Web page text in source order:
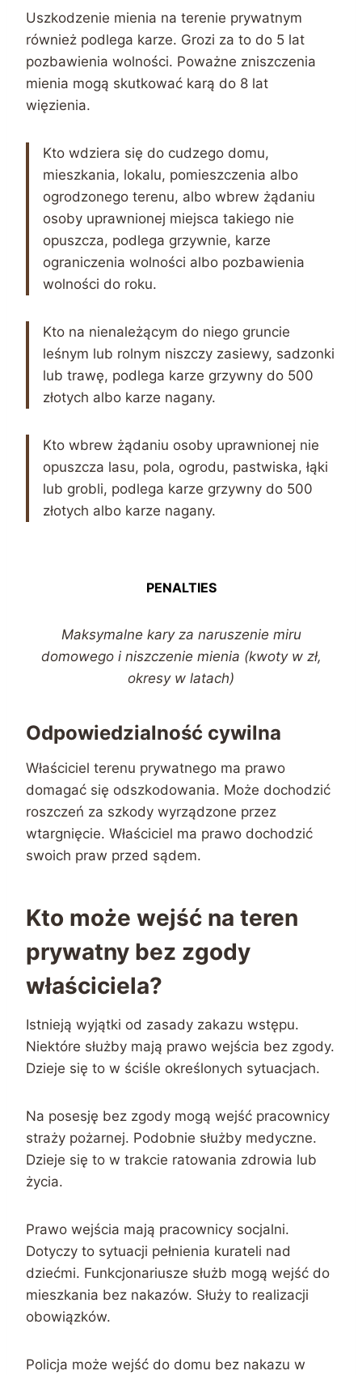
Uszkodzenie mienia na terenie prywatnym
również podlega karze. Grozi za to do 5 lat
pozbawienia wolności. Poważne zniszczenia
mienia mogą skutkować karą do 8 lat
więzienia.
Kto wdziera się do cudzego domu,
mieszkania, lokalu, pomieszczenia albo
ogrodzonego terenu, albo wbrew żądaniu
osoby uprawnionej miejsca takiego nie
opuszcza, podlega grzywnie, karze
ograniczenia wolności albo pozbawienia
wolności do roku.
Kto na nienależącym do niego gruncie
leśnym lub rolnym niszczy zasiewy, sadzonki
lub trawę, podlega karze grzywny do 500
złotych albo karze nagany.
Kto wbrew żądaniu osoby uprawnionej nie
opuszcza lasu, pola, ogrodu, pastwiska, łąki
lub grobli, podlega karze grzywny do 500
złotych albo karze nagany.
PENALTIES
Maksymalne kary za naruszenie miru
domowego i niszczenie mienia (kwoty w zł,
okresy w latach)
Odpowiedzialność cywilna
Właściciel terenu prywatnego ma prawo
domagać się odszkodowania. Może dochodzić
roszczeń za szkody wyrządzone przez
wtargnięcie. Właściciel ma prawo dochodzić
swoich praw przed sądem.
Kto może wejść na teren
prywatny bez zgody
właściciela?
Istnieją wyjątki od zasady zakazu wstępu.
Niektóre służby mają prawo wejścia bez zgody.
Dzieje się to w ściśle określonych sytuacjach.
Na posesję bez zgody mogą wejść pracownicy
straży pożarnej. Podobnie służby medyczne.
Dzieje się to w trakcie ratowania zdrowia lub
życia.
Prawo wejścia mają pracownicy socjalni.
Dotyczy to sytuacji pełnienia kurateli nad
dziećmi. Funkcjonariusze służb mogą wejść do
mieszkania bez nakazów. Służy to realizacji
obowiązków.
Policja może wejść do domu bez nakazu w